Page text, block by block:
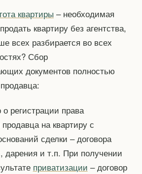
квартиры – необходимая
квартиру без агентства,
всех разбирается во всех
Сбор
документов полностью
регистрации права
на квартиру с
сделки – договора
дарения и т.п. При получении
приватизации – договор